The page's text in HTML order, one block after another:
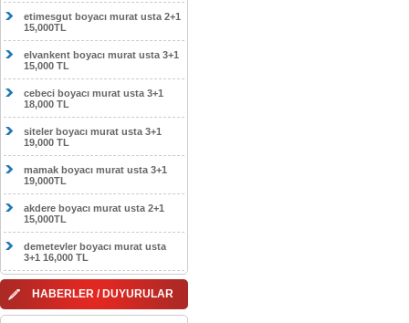
etimesgut boyacı murat usta 2+1
15,000TL
elvankent boyacı murat usta 3+1
15,000 TL
cebeci boyacı murat usta 3+1
18,000 TL
siteler boyacı murat usta 3+1
19,000 TL
mamak boyacı murat usta 3+1
19,000TL
akdere boyacı murat usta 2+1
15,000TL
demetevler boyacı murat usta
3+1 16,000 TL
HABERLER / DUYURULAR